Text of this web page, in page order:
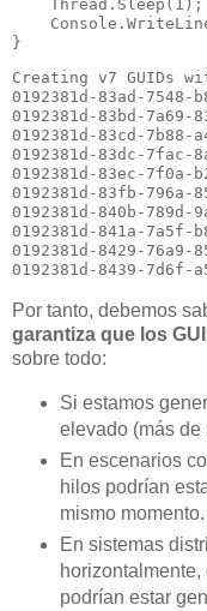
    Thread.Sleep(1);
Creating v7 GUIDs
0192381d-83ad-7548-
0192381d-83bd-7a69-
0192381d-83cd-7b88-
0192381d-83dc-7fac-
0192381d-83ec-7f0a-
0192381d-83fb-796a-
0192381d-840b-789d-
0192381d-841a-7a5f-
0192381d-8429-76a9-
Por tanto, debemos
garantiza que los
sobre todo:
Si estamos
elevado (más
En escenarios
hilos podrían
mismo momento.
En sistemas
podrían estar